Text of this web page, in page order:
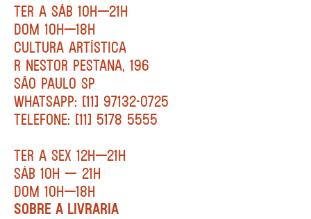
TER A SÁB 10H—21H
DOM 10H—18H
CULTURA ARTÍSTICA
R NESTOR PESTANA, 196
SÃO PAULO SP
WHATSAPP: [11] 97132-0725
TELEFONE: [11] 5178 5555
TER A SEX 12H—21H
SÁB 10H — 21H
DOM 10H—18H
SOBRE A LIVRARIA